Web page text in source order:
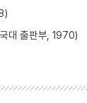
국대 출판부, 1970)